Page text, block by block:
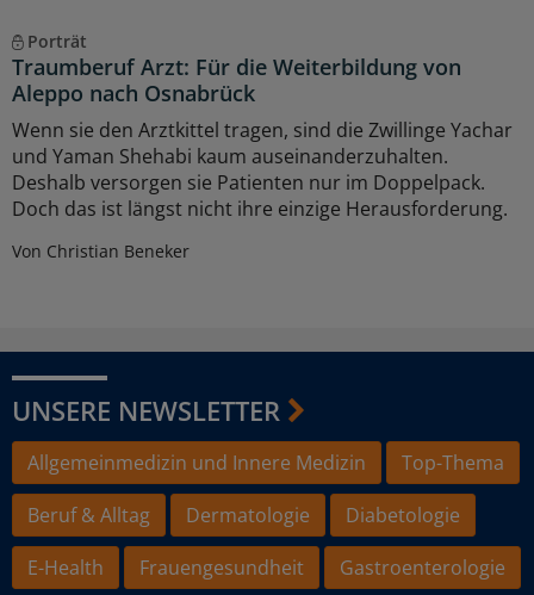
Porträt
Traumberuf Arzt: Für die Weiterbildung von
Aleppo nach Osnabrück
Wenn sie den Arztkittel tragen, sind die Zwillinge Yachar
und Yaman Shehabi kaum auseinanderzuhalten.
Deshalb versorgen sie Patienten nur im Doppelpack.
Doch das ist längst nicht ihre einzige Herausforderung.
Von Christian Beneker
UNSERE NEWSLETTER
Allgemeinmedizin und Innere Medizin
Top-Thema
Beruf & Alltag
Dermatologie
Diabetologie
E-Health
Frauengesundheit
Gastroenterologie